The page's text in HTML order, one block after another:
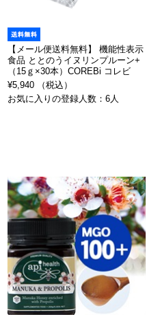
【メール便送料無料】 機能性表示
食品 ととのうイヌリンプルーン+
（15ｇ×30本）COREBi コレビ
¥5,940 （税込）
お気に入りの登録人数：6人